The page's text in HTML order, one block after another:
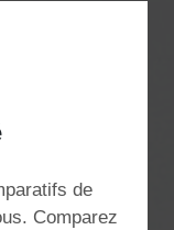
de
Comparez